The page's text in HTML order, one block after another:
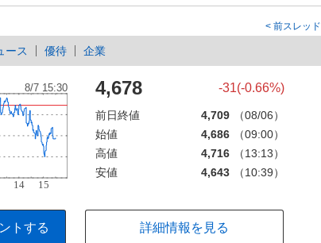
前スレッド
ース 優待 企業
4,678 -31(-0.66%)
前日終値 4,709
（08/06）
始値
4,686
（09:00）
高値
4,716
（13:13）
安値
4,643 （10:39）
トする 詳細情報を見る